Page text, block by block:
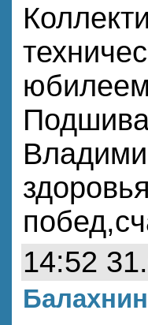
юбилеем
14:52